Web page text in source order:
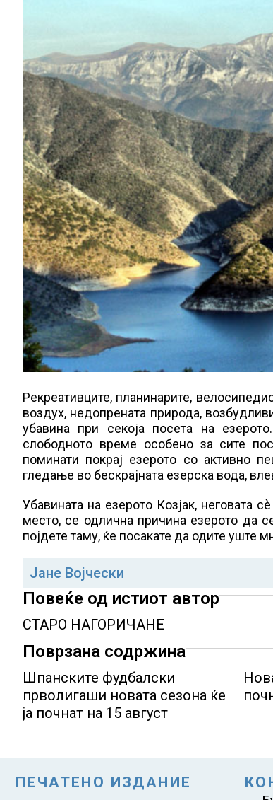
Рекреативците, планинарите,
воздух, недопрената природа,
убавина при секоја посета на
слободното време особено за сите
поминати покрај езерото со активно
гледање во бескрајната езерска вода,
Убавината на езерото Козјак,
место, се одлична причина езерото да
појдете таму, ќе посакате да одите уште
Јане Војчески
Повеќе од истиот автор
СТАРО НАГОРИЧАНЕ
Поврзана содржина
Шпанските фудбалски
прволигаши новата сезона ќе
ја почнат на 15 август
ПЕЧАТЕНО ИЗДАНИЕ